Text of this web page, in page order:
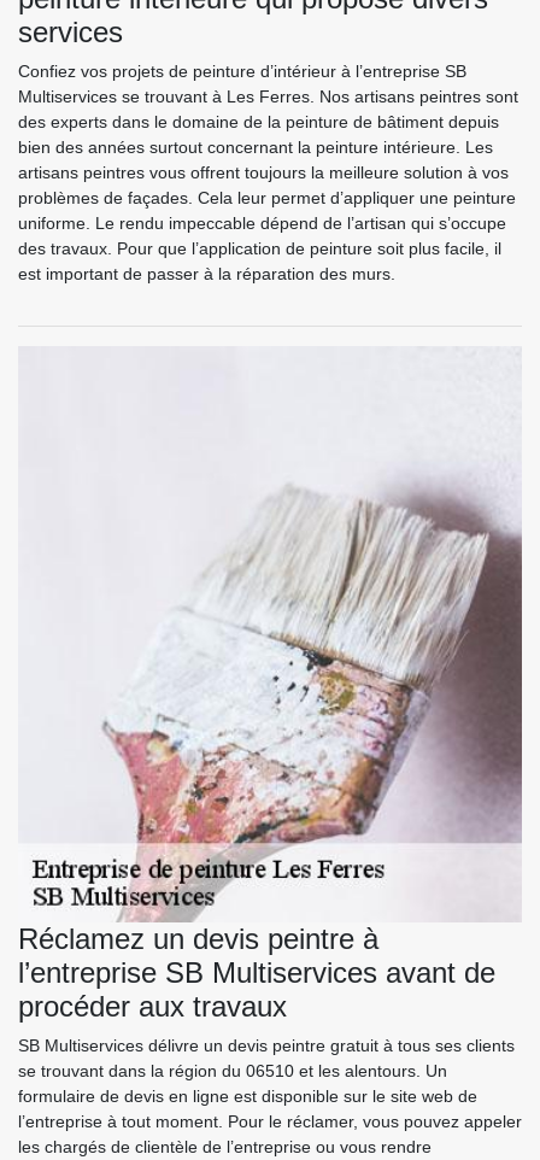
services
Confiez vos projets de peinture d’intérieur à l’entreprise SB
Multiservices se trouvant à Les Ferres. Nos artisans peintres sont
des experts dans le domaine de la peinture de bâtiment depuis
bien des années surtout concernant la peinture intérieure. Les
artisans peintres vous offrent toujours la meilleure solution à vos
problèmes de façades. Cela leur permet d’appliquer une peinture
uniforme. Le rendu impeccable dépend de l’artisan qui s’occupe
des travaux. Pour que l’application de peinture soit plus facile, il
est important de passer à la réparation des murs.
Réclamez un devis peintre à
l’entreprise SB Multiservices avant de
procéder aux travaux
SB Multiservices délivre un devis peintre gratuit à tous ses clients
se trouvant dans la région du 06510 et les alentours. Un
formulaire de devis en ligne est disponible sur le site web de
l’entreprise à tout moment. Pour le réclamer, vous pouvez appeler
les chargés de clientèle de l’entreprise ou vous rendre